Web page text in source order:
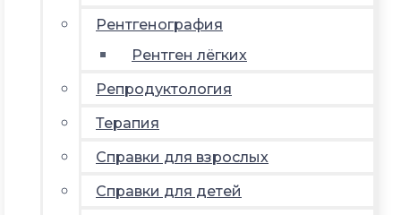
Рентгенография
Рентген лёгких
Репродуктология
Терапия
Справки для взрослых
Справки для детей